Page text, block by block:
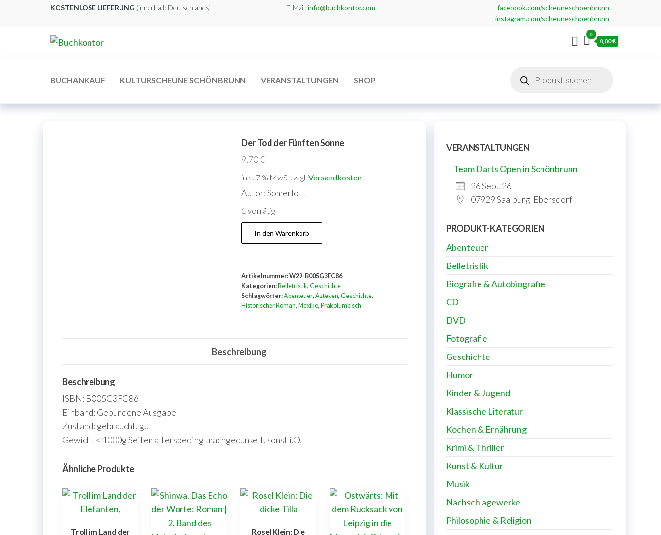
KOSTENLOSE LIEFERUNG (innerhalb Deutschlands) E-Mail:info@buchkontor.com
facebook.com/scheuneschoenbrunn
instagram.com/scheuneschoenbrunn
0
0,00 €
BUCHANKAUF KULTURSCHEUNE SCHÖNBRUNN VERANSTALTUNGEN SHOP
search
Der Tod der Fünften Sonne
9,70€
inkl. 7 % MwSt. zzgl. Versandkosten
Autor: Somerlott
1 vorrätig
Der
Tod
Sonne
Menge
In den Warenkorb
Artikelnummer:W29-B005G3FC86
Kategorien: Belletristik, Geschichte
Schlagwörter:Abenteuer, Azteken, Geschichte,
Historischer Roman, Mexiko, Präkolumbisch
Beschreibung
Beschreibung
ISBN: B005G3FC86
Einband: Gebundene Ausgabe
Zustand: gebraucht, gut
Gewicht < 1000g Seiten altersbedingt nachgedunkelt, sonst i.O.
Ähnliche Produkte
Troll im Land der
Rosel Klein: Die
VERANSTALTUNGEN
Team Darts Open in Schönbrunn
26 Sep.. 26
07929 Saalburg-Ebersdorf
PRODUKT-KATEGORIEN
Abenteuer
Belletristik
Biografie & Autobiografie
CD
DVD
Fotografie
Geschichte
Humor
Kinder & Jugend
Klassische Literatur
Kochen & Ernährung
Krimi & Thriller
Kunst & Kultur
Musik
Nachschlagewerke
Philosophie & Religion